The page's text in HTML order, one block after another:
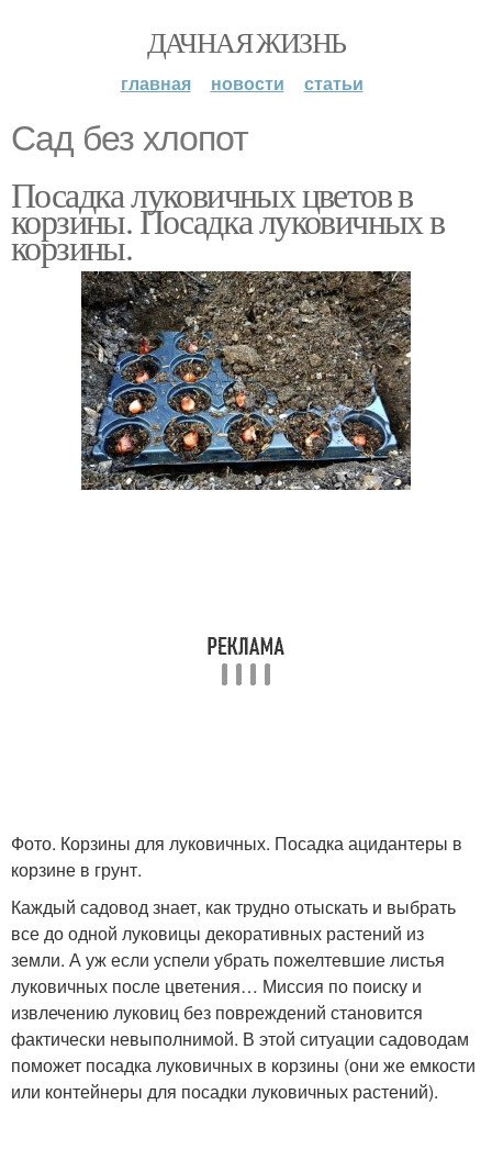
ДАЧНАЯ ЖИЗНЬ
главная новости статьи
Сад без хлопот
Посадка луковичных цветов в
корзины. Посадка луковичных в
корзины.
Фото. Корзины для луковичных. Посадка ацидантеры в
корзине в грунт.
Каждый садовод знает, как трудно отыскать и выбрать
все до одной луковицы декоративных растений из
земли. А уж если успели убрать пожелтевшие листья
луковичных после цветения… Миссия по поиску и
извлечению луковиц без повреждений становится
фактически невыполнимой. В этой ситуации садоводам
поможет посадка луковичных в корзины (они же емкости
или контейнеры для посадки луковичных растений).